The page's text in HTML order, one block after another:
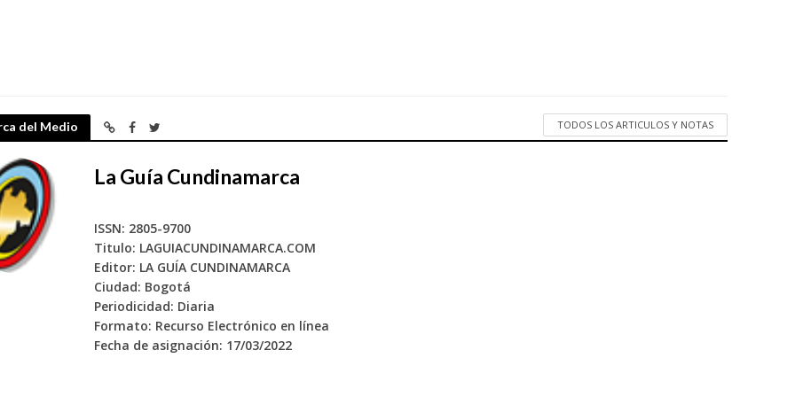
del Medio TODOS LOS ARTICULOS Y NOTAS
La Guía Cundinamarca
ISSN: 2805-9700
Titulo: LAGUIACUNDINAMARCA.COM
Editor: LA GUÍA CUNDINAMARCA
Ciudad: Bogotá
Periodicidad: Diaria
Formato: Recurso Electrónico en línea
Fecha de asignación: 17/03/2022